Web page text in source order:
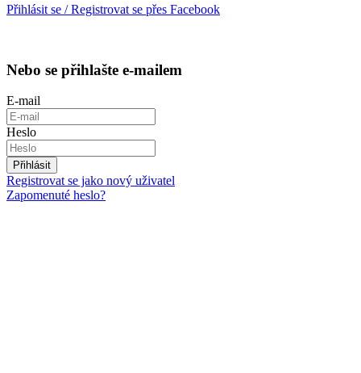
Přihlásit se / Registrovat se přes Facebook
Nebo se přihlašte e-mailem
E-mail
Heslo
Přihlásit
Registrovat se jako nový uživatel
Zapomenuté heslo?